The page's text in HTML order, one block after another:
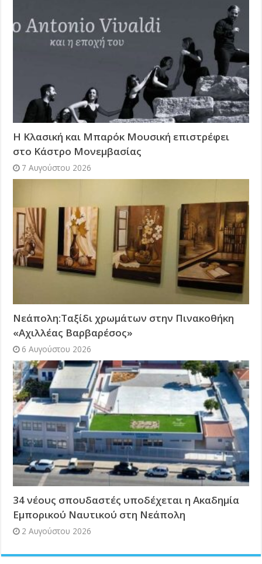
Η Κλασική και Μπαρόκ Μουσική επιστρέφει
στο Κάστρο Μονεμβασίας
7 Αυγούστου 2026
Νεάπολη:Ταξίδι χρωμάτων στην Πινακοθήκη
«Αχιλλέας Βαρβαρέσος»
6 Αυγούστου 2026
34 νέους σπουδαστές υποδέχεται η Ακαδημία
Εμπορικού Ναυτικού στη Νεάπολη
2 Αυγούστου 2026